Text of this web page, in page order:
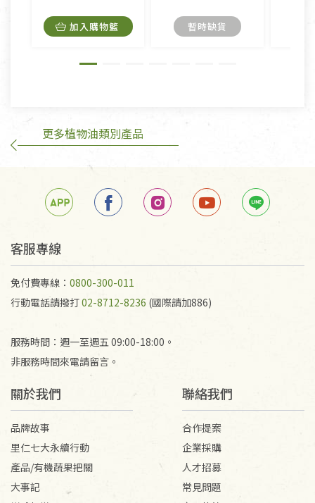
內衣褲、襪子、口罩個人衛生用品除商品本身有瑕疵
外,依據《通訊交易解除權合理例外情事適用準
訂購手抄稿退貨需知：
若未保持原包裝方式或未使用原箱退回，導致書籍有
任何折損、磨損、污損或凹角，將不接受退貨，也不
不接受退貨之手抄稿，為敬重法寶故，里仁網購無法
代為結緣處理等。 若需將手抄稿寄還給消費者，因而
產生的運費100元/箱將由消費者負擔。
加入購物籃 暫時缺貨
更多植物油類別產品
客服專線
免付費專線： 0800-300-011
行動電話請撥打02-8712-8236 (國際請加886)
服務時間：週一至週五 09:00-18:00。
非服務時間來電請留言。
關於我們
品牌故事
里仁七大永續行動
產品/有機蔬果把關
大事記
聯絡我們
合作提案
企業採購
人才招募
常見問題